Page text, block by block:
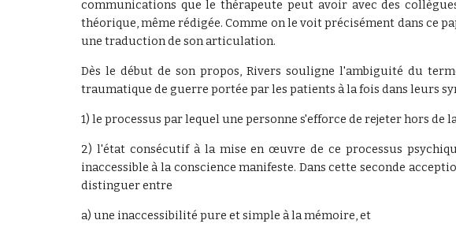
communications que le thérapeute peut avoir avec des
théorique, même rédigée. Comme on le voit précisément dans ce
une traduction de son articulation.
Dès le début de son propos, Rivers souligne l'ambiguité du
traumatique de guerre portée par les patients à la fois dans leurs
1) le processus par lequel une personne s'efforce de rejeter hors
2) l'état consécutif à la mise en œuvre de ce processus
inaccessible à la conscience manifeste. Dans cette seconde
distinguer entre
a) une inaccessibilité pure et simple à la mémoire, et